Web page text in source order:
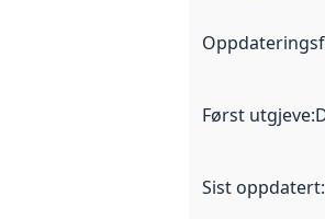
Først utgjeve:
Sist oppdatert: